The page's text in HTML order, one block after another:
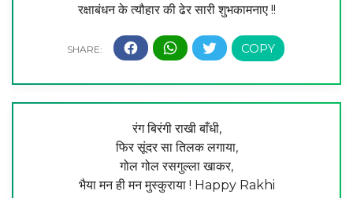
रक्षाबंधन के त्यौहार की ढेर सारी शुभकामनाए !!
रंग बिरंगी राखी बाँधी,
फिर सूंदर सा तिलक लगाया,
गोल गोल रसगुल्ला खाकर,
भैया मन ही मन मुस्कुराया ! Happy Rakhi